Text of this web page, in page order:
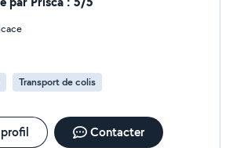
Transport de colis
Contacter